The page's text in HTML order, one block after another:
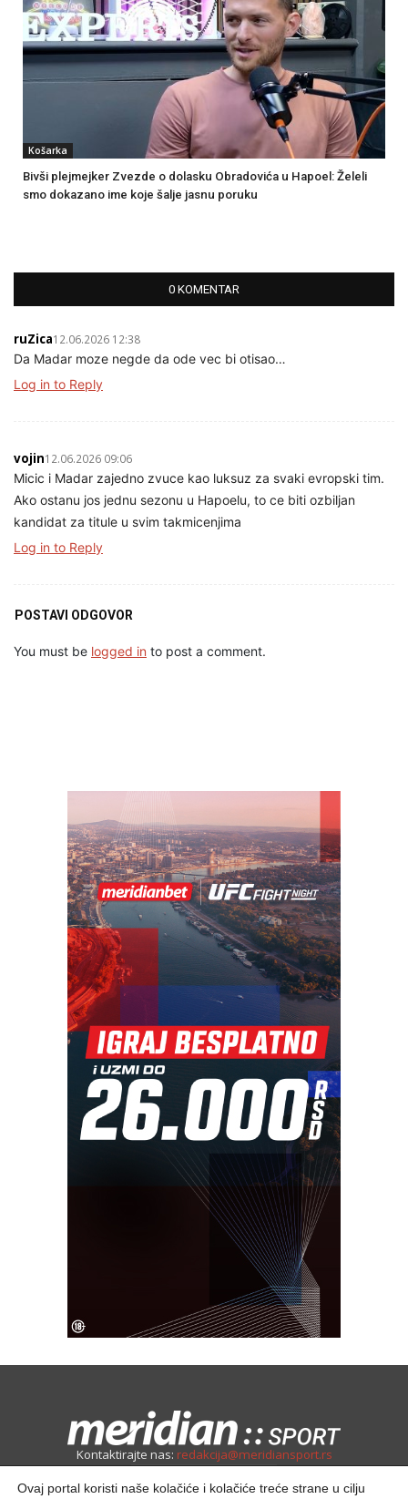
Košarka
Bivši plejmejker Zvezde o dolasku Obradovića u Hapoel: Želeli
smo dokazano ime koje šalje jasnu poruku
0 KOMENTAR
ruZica12.06.2026 12:38
Da Madar moze negde da ode vec bi otisao…
Log in to Reply
vojin12.06.2026 09:06
Micic i Madar zajedno zvuce kao luksuz za svaki evropski tim.
Ako ostanu jos jednu sezonu u Hapoelu, to ce biti ozbiljan
kandidat za titule u svim takmicenjima
Log in to Reply
POSTAVI ODGOVOR
You must be logged in to post a comment.
Kontaktirajte nas: redakcija@meridiansport.rs
Ovaj portal koristi naše kolačiće i kolačiće treće strane u cilju